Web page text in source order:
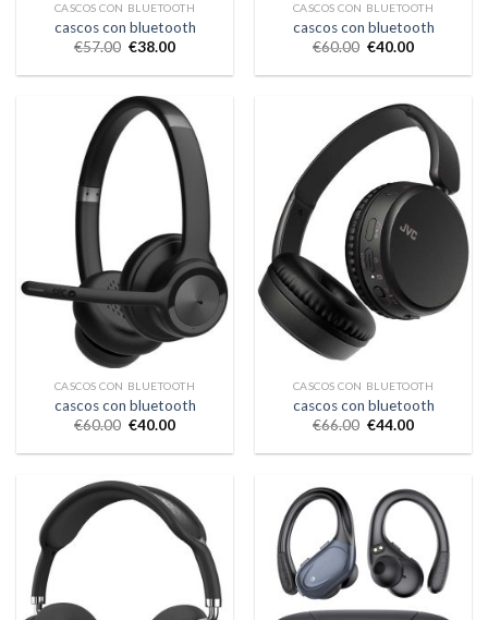
CASCOS CON BLUETOOTH
cascos con bluetooth
€57.00 €38.00
CASCOS CON BLUETOOTH
cascos con bluetooth
€60.00 €40.00
CASCOS CON BLUETOOTH
cascos con bluetooth
€60.00 €40.00
CASCOS CON BLUETOOTH
cascos con bluetooth
€66.00 €44.00